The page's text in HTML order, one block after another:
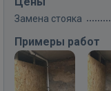
Замена стояка
Примеры работ